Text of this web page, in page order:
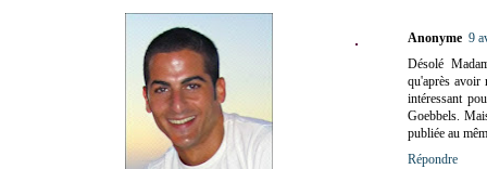
Anonyme 9
Désolé
qu'après avoir
intéressant
Goebbels.
publiée au
Répondre